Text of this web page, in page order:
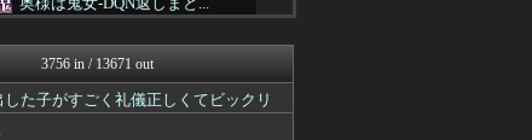
奥様は鬼女-DQN返しまと...
がーるずレポート - ガー...
気団まとめ-噫無情-｜嫁・...
奥様は鬼女-DQN返しまと...
3756 in / 13671 out
た子がすごく礼儀正しくてビックリ